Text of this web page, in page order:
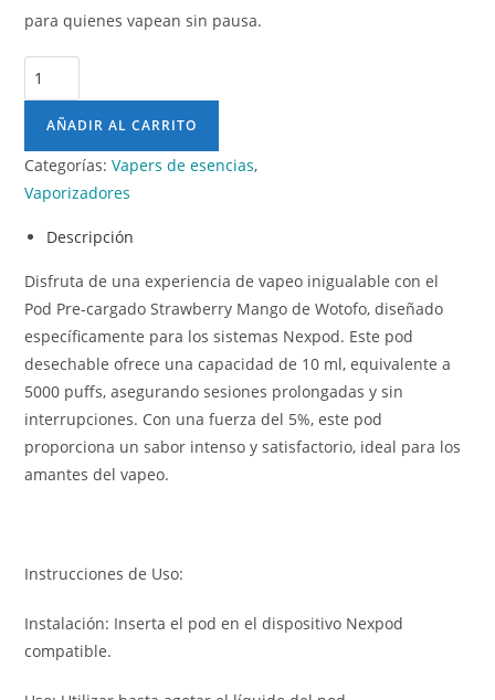
para quienes vapean sin pausa.
AÑADIR AL CARRITO
Categorías:Vapers de esencias,
Vaporizadores
Descripción
Disfruta de una experiencia de vapeo inigualable con el
Pod Pre-cargado Strawberry Mango de Wotofo, diseñado
específicamente para los sistemas Nexpod. Este pod
desechable ofrece una capacidad de 10 ml, equivalente a
5000 puffs, asegurando sesiones prolongadas y sin
interrupciones. Con una fuerza del 5%, este pod
proporciona un sabor intenso y satisfactorio, ideal para los
amantes del vapeo.
Instrucciones de Uso:
Instalación: Inserta el pod en el dispositivo Nexpod
compatible.